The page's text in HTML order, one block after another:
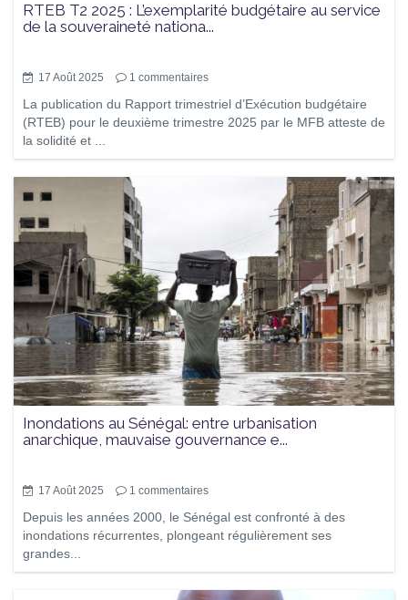
RTEB T2 2025 : L’exemplarité budgétaire au service
de la souveraineté nationa...
17 Août 2025 1 commentaires
La publication du Rapport trimestriel d’Exécution budgétaire
(RTEB) pour le deuxième trimestre 2025 par le MFB atteste de
la solidité et ...
Inondations au Sénégal: entre urbanisation
anarchique, mauvaise gouvernance e...
17 Août 2025 1 commentaires
Depuis les années 2000, le Sénégal est confronté à des
inondations récurrentes, plongeant régulièrement ses
grandes...